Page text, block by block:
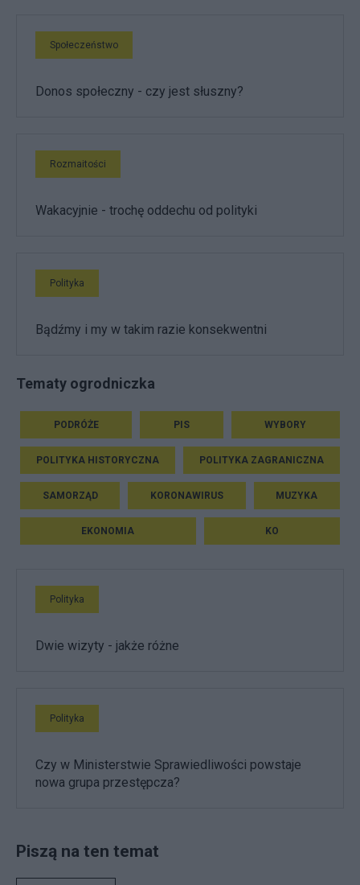
Społeczeństwo
Donos społeczny - czy jest słuszny?
Rozmaitości
Wakacyjnie - trochę oddechu od polityki
Polityka
Bądźmy i my w takim razie konsekwentni
Tematy ogrodniczka
PODRÓŻE PIS WYBORY
POLITYKA HISTORYCZNA POLITYKA ZAGRANICZNA
SAMORZĄD KORONAWIRUS MUZYKA
EKONOMIA KO
Polityka
Dwie wizyty - jakże różne
Polityka
Czy w Ministerstwie Sprawiedliwości powstaje
nowa grupa przestępcza?
Piszą na ten temat